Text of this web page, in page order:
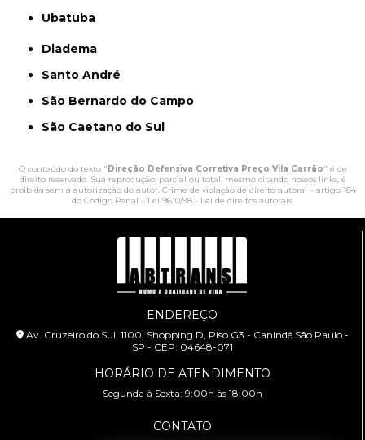
Ubatuba
Diadema
Santo André
São Bernardo do Campo
São Caetano do Sul
O conteúdo do texto "Direção Defensiva Corretiva Preço Vila Carrão" é de
direito reservado. Sua reprodução, parcial ou total, mesmo citando nossos links, é
proibida sem a autorização do autor. Crime de violação de direito autoral – artigo 184
do Código Penal – Lei 9610/98 - Lei de direitos autorais.
ENDEREÇO
Av. Cruzeiro do Sul, 1100, Shopping D, Piso G3 - Canindé São Paulo -
SP - CEP: 04648-071
HORÁRIO DE ATENDIMENTO
Segunda à Sexta: 9:00h às 18:00h
CONTATO